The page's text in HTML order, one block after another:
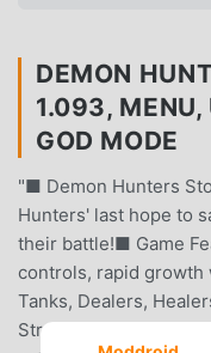
DEMON
1.093,
GOD MODE
"■ Demon Hunters
Hunters' last hope to
their battle!■ Game
controls, rapid growth
Tanks, Dealers,
Strategically combine